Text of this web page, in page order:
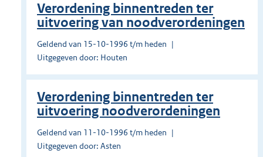
Verordening binnentreden ter
uitvoering van noodverordeningen
Geldend van 15-10-1996 t/m heden
Uitgegeven door: Houten
Verordening binnentreden ter
uitvoering noodverordeningen
Geldend van 11-10-1996 t/m heden
Uitgegeven door: Asten